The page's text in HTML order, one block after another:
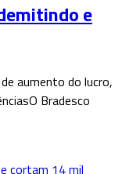
e
aumento do lucro,
Bradesco